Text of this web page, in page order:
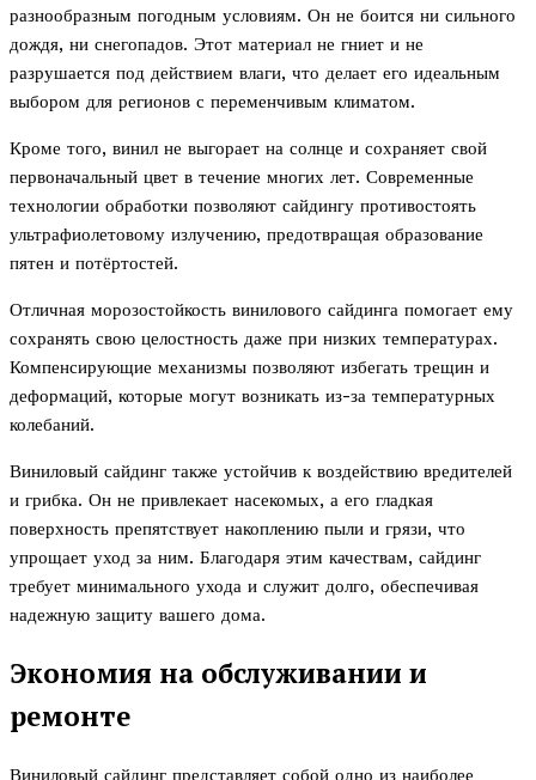
разнообразным погодным условиям. Он не боится ни сильного
дождя, ни снегопадов. Этот материал не гниет и не
разрушается под действием влаги, что делает его идеальным
выбором для регионов с переменчивым климатом.
Кроме того, винил не выгорает на солнце и сохраняет свой
первоначальный цвет в течение многих лет. Современные
технологии обработки позволяют сайдингу противостоять
ультрафиолетовому излучению, предотвращая образование
пятен и потёртостей.
Отличная морозостойкость винилового сайдинга помогает ему
сохранять свою целостность даже при низких температурах.
Компенсирующие механизмы позволяют избегать трещин и
деформаций, которые могут возникать из-за температурных
колебаний.
Виниловый сайдинг также устойчив к воздействию вредителей
и грибка. Он не привлекает насекомых, а его гладкая
поверхность препятствует накоплению пыли и грязи, что
упрощает уход за ним. Благодаря этим качествам, сайдинг
требует минимального ухода и служит долго, обеспечивая
надежную защиту вашего дома.
Экономия на обслуживании и
ремонте
Виниловый сайдинг представляет собой одно из наиболее